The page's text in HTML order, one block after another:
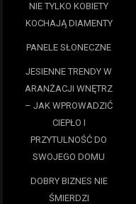
NIE TYLKO KOBIETY
KOCHAJĄ DIAMENTY
PANELE SŁONECZNE
JESIENNE TRENDY W
ARANŻACJI WNĘTRZ
– JAK WPROWADZIĆ
CIEPŁO I
PRZYTULNOŚĆ DO
SWOJEGO DOMU
DOBRY BIZNES NIE
ŚMIERDZI